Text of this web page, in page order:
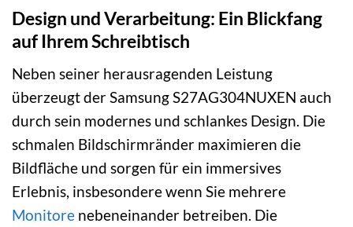
Design und Verarbeitung: Ein Blickfang
auf Ihrem Schreibtisch
Neben seiner herausragenden Leistung
überzeugt der Samsung S27AG304NUXEN auch
durch sein modernes und schlankes Design. Die
schmalen Bildschirmränder maximieren die
Bildfläche und sorgen für ein immersives
Erlebnis, insbesondere wenn Sie mehrere
Monitore nebeneinander betreiben. Die